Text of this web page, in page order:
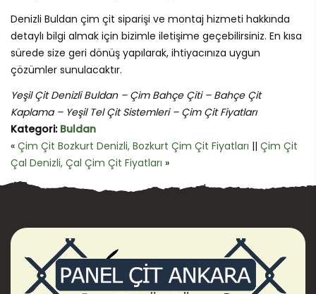
Denizli Buldan çim çit siparişi ve montaj hizmeti hakkında
detaylı bilgi almak için bizimle iletişime geçebilirsiniz. En kısa
sürede size geri dönüş yapılarak, ihtiyacınıza uygun
çözümler sunulacaktır.
Yeşil Çit Denizli Buldan – Çim Bahçe Çiti – Bahçe Çit
Kaplama – Yeşil Tel Çit Sistemleri – Çim Çit Fiyatları
Kategori: Buldan
« Çim Çit Bozkurt Denizli, Bozkurt Çim Çit Fiyatları || Çim Çit
Çal Denizli, Çal Çim Çit Fiyatları »